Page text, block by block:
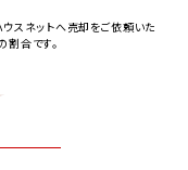
ネットへ売却をご依頼いた
合です。